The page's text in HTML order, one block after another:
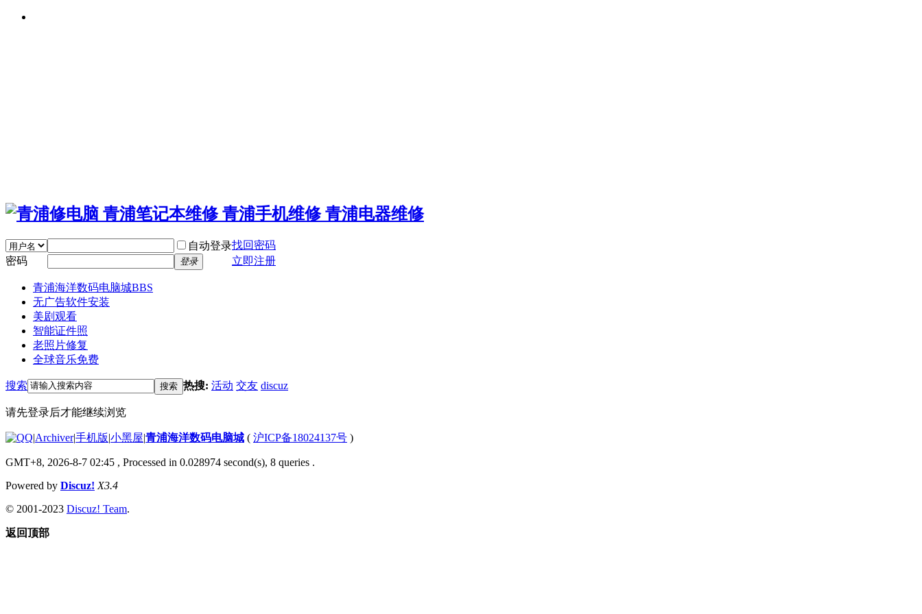
自动登录找回密码
密码
登录 立即注册
青浦海洋数码电脑城BBS
无广告软件安装
美剧观看
智能证件照
老照片修复
全球音乐免费
搜索 搜索 热搜: 活动 交友 discuz
请先登录后才能继续浏览
|Archiver|手机版|小黑屋|青浦海洋数码电脑城 ( 沪ICP备18024137号 )
GMT+8, 2026-8-7 02:45 , Processed in 0.028974 second(s), 8 queries .
Powered by Discuz! X3.4
© 2001-2023 Discuz! Team.
返回顶部